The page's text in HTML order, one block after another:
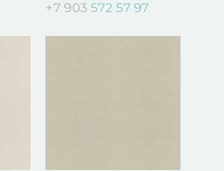
+7 903 572 57 97